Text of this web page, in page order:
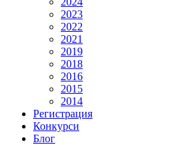
2023
2022
2021
2019
2018
2016
2015
2014
Регистрация
Конкурси
Блог